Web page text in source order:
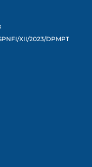
XII/2023/DPMPT